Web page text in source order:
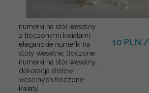
numerki na stół weselny
z tłoczonymi kwiatami,
eleganckie numerki na
stoły weselne, tłoczone
numerki na stół weselny,
dekoracja stołów
weselnych tłoczone
kwiaty
10 PLN /